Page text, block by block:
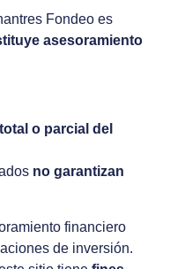
Fondeo es
asesoramiento
o parcial del
no garantizan
financiero
de inversión.